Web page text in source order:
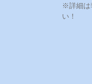
※詳細は
い！